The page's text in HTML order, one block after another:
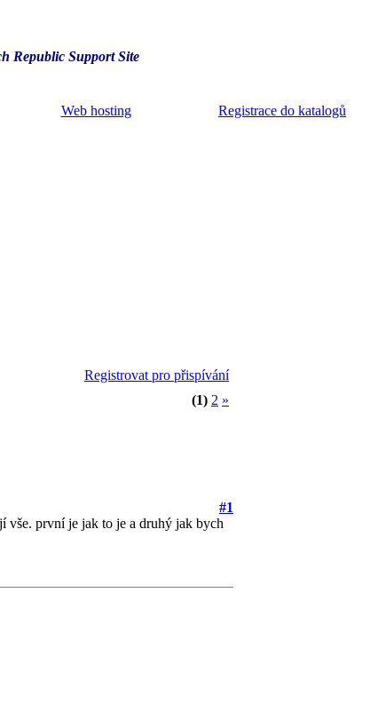
Republic Support Site
Web hosting Registrace do katalogů
Registrovat pro přispívání
(1) 2 »
#1
vše. první je jak to je a druhý jak bych